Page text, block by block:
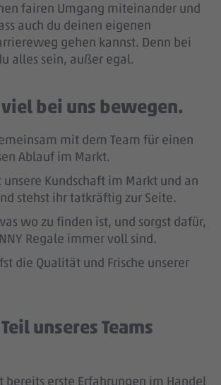
fairen Umgang miteinander und
auch du deinen eigenen
gehen kannst. Denn bei
alles sein, außer egal.
bei uns bewegen.
mit dem Team für einen
Ablauf im Markt.
unsere Kundschaft im Markt und an
stehst ihr tatkräftig zur Seite.
wo zu finden ist, und sorgst dafür,
Regale immer voll sind.
die Qualität und Frische unserer
unseres Teams
bereits erste Erfahrungen im Handel